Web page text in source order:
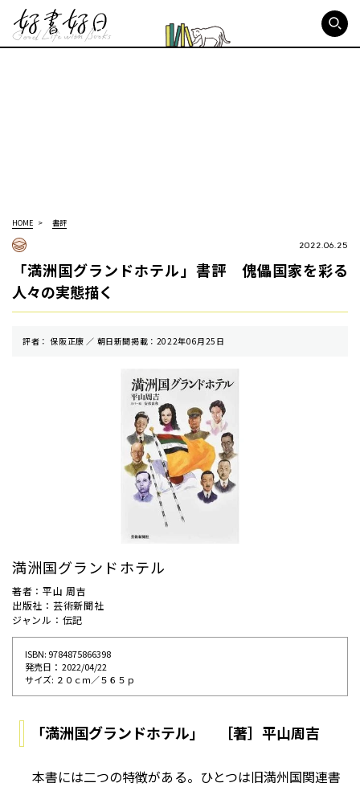
HOME 書評
2022.06.25
「満洲国グランドホテル」書評 傀儡国家を彩る
人々の実態描く
評者： 保阪正康 ／ 朝⽇新聞掲載：2022年06月25日
満洲国グランドホテル
著者：平山 周吉
出版社：芸術新聞社
ジャンル：伝記
ISBN: 9784875866398
発売⽇： 2022/04/22
サイズ: ２０ｃｍ／５６５ｐ
「満洲国グランドホテル」 ［著］平山周吉
本書には二つの特徴がある。ひとつは旧満州国関連書